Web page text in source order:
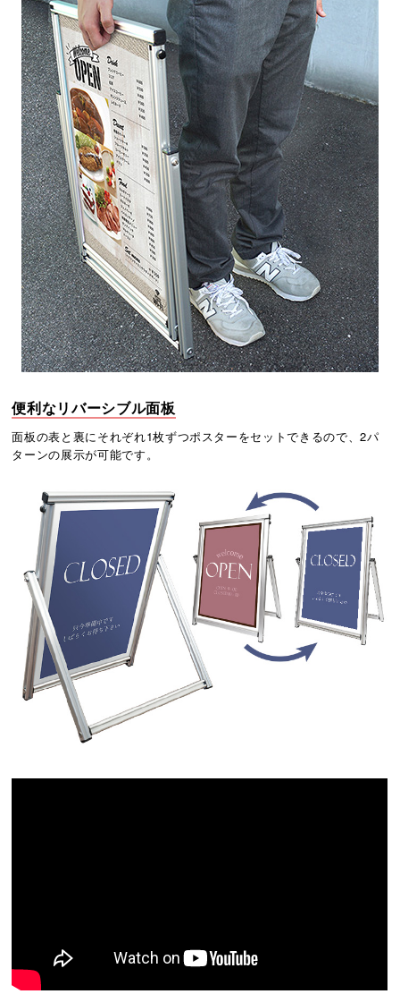
便利なリバーシブル面板
面板の表と裏にそれぞれ1枚ずつポスターをセットできるので、2パ
ターンの展示が可能です。